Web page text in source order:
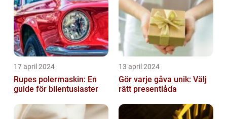
17 april 2024
Rupes polermaskin: En
guide för bilentusiaster
13 april 2024
Gör varje gåva unik: Välj
rätt presentlåda